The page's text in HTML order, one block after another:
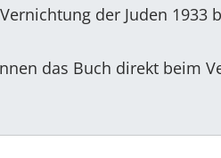
der Juden 1933
das Buch direkt beim